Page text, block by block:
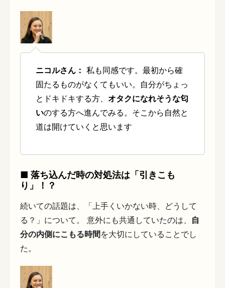
ニコルさん： 私も同感です。最初から確
固たるものがなくてもいい。自分がちょっ
とドキドキする方、 オタクになれそうな匂
いのする方へ進んでみる。そこから自然と
道は開けていくと思います
■ 落ち込んだ時の対処法は「引きこも
り」！？
続いての話題は、「上手くいかない時、どうして
る？」について。 意外にも共通していたのは、 自
分の内側にこもる時間を大切にしていることでし
た。